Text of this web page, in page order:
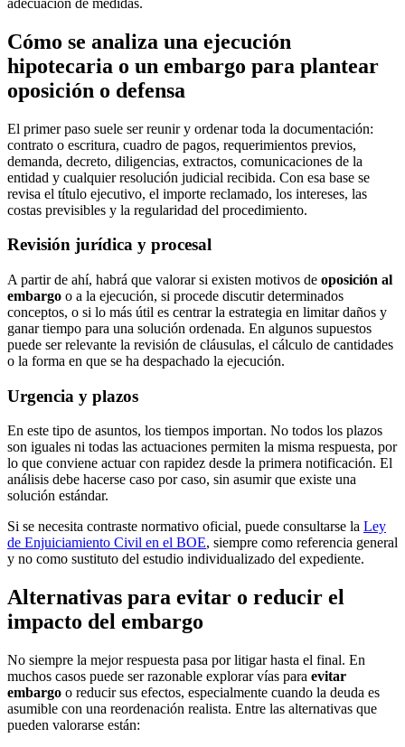
Cómo se analiza una ejecución
hipotecaria o un embargo para plantear
oposición o defensa
El primer paso suele ser reunir y ordenar toda la documentación:
contrato o escritura, cuadro de pagos, requerimientos previos,
demanda, decreto, diligencias, extractos, comunicaciones de la
entidad y cualquier resolución judicial recibida. Con esa base se
revisa el título ejecutivo, el importe reclamado, los intereses, las
costas previsibles y la regularidad del procedimiento.
Revisión jurídica y procesal
A partir de ahí, habrá que valorar si existen motivos de oposición al
embargo o a la ejecución, si procede discutir determinados
conceptos, o si lo más útil es centrar la estrategia en limitar daños y
ganar tiempo para una solución ordenada. En algunos supuestos
puede ser relevante la revisión de cláusulas, el cálculo de cantidades
o la forma en que se ha despachado la ejecución.
Urgencia y plazos
En este tipo de asuntos, los tiempos importan. No todos los plazos
son iguales ni todas las actuaciones permiten la misma respuesta, por
lo que conviene actuar con rapidez desde la primera notificación. El
análisis debe hacerse caso por caso, sin asumir que existe una
solución estándar.
Si se necesita contraste normativo oficial, puede consultarse la Ley
de Enjuiciamiento Civil en el BOE, siempre como referencia general
y no como sustituto del estudio individualizado del expediente.
Alternativas para evitar o reducir el
impacto del embargo
No siempre la mejor respuesta pasa por litigar hasta el final. En
muchos casos puede ser razonable explorar vías para evitar
embargo o reducir sus efectos, especialmente cuando la deuda es
asumible con una reordenación realista. Entre las alternativas que
pueden valorarse están: